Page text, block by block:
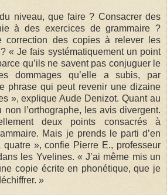
niveau, que faire ? Consacrer des
à des exercices de grammaire ?
correction des copies à relever les
« Je fais systématiquement un point
qu’ils ne savent pas conjuguer le
dommages qu’elle a subis, par
phrase qui peut revenir une dizaine
», explique Aude Denizot. Quant au
l’orthographe, les avis divergent.
deux points consacrés à
Mais je prends le parti d’en
quatre », confie Pierre E., professeur
les Yvelines. « J’ai même mis un
copie écrite en phonétique, que je
»